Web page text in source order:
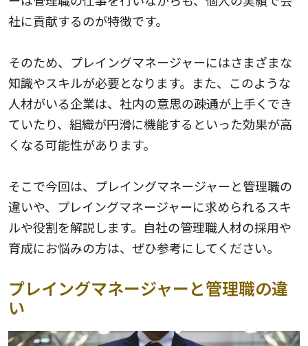
社に貢献するのが特徴です。
そのため、プレイングマネージャーにはさまざまな
知識やスキルが必要となります。また、このような
人材がいる企業は、社内の意思の疎通が上手くでき
ていたり、組織が円滑に機能するといった効果が高
くなる可能性があります。
そこで今回は、プレイングマネージャーと管理職の
違いや、プレイングマネージャーに求められるスキ
ルや役割を解説します。自社の管理職人材の採用や
育成にお悩みの方は、ぜひ参考にしてください。
プレイングマネージャーと管理職の違
い